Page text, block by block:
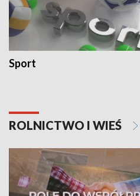
Sport
ROLNICTWO I WIEŚ